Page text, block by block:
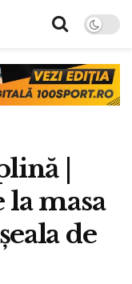
|
masa
de